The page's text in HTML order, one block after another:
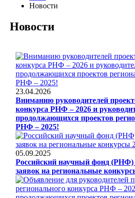
Новости
Новости
23.04.2026
Вниманию руководителей
конкурса РНФ – 2026 и
продолжающихся проектов
РНФ – 2025!
05.09.2025
Российский научный фонд (РНФ)
заявок на региональные